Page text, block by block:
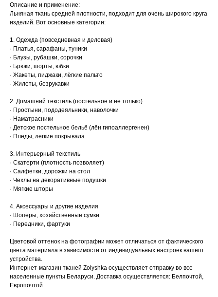
Описание и применение:
Льняная ткань средней плотности, подходит для очень широкого круга
изделий. Вот основные категории:
1. Одежда (повседневная и деловая)
· Платья, сарафаны, туники
· Блузы, рубашки, сорочки
· Брюки, шорты, юбки
· Жакеты, пиджаки, лёгкие пальто
· Жилеты, безрукавки
2. Домашний текстиль (постельное и не только)
· Простыни, пододеяльники, наволочки
· Наматрасники
· Детское постельное бельё (лён гипоаллергенен)
· Пледы, легкие покрывала
3. Интерьерный текстиль
· Скатерти (плотность позволяет)
· Салфетки, дорожки на стол
· Чехлы на декоративные подушки
· Мягкие шторы
4. Аксессуары и другие изделия
· Шоперы, хозяйственные сумки
· Передники, фартуки
Цветовой оттенок на фотографии может отличаться от фактического
цвета материала в зависимости от индивидуальных настроек вашего
устройства.
Интернет-магазин тканей Zolyshka осуществляет отправку во все
населенные пункты Беларуси. Доставка осуществляется: Белпочтой,
Европочтой.